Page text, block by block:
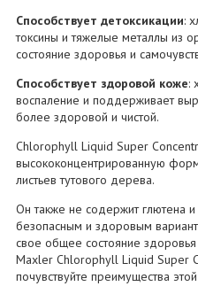
Способствует детоксикации:
токсины и тяжелые металлы из
состояние здоровья и
Способствует здоровой коже:
воспаление и поддерживает
более здоровой и чистой.
Chlorophyll Liquid Super
высококонцентрированную
листьев тутового дерева.
Он также не содержит глютена
безопасным и здоровым
свое общее состояние
Maxler Chlorophyll Liquid Super
почувствуйте преимущества